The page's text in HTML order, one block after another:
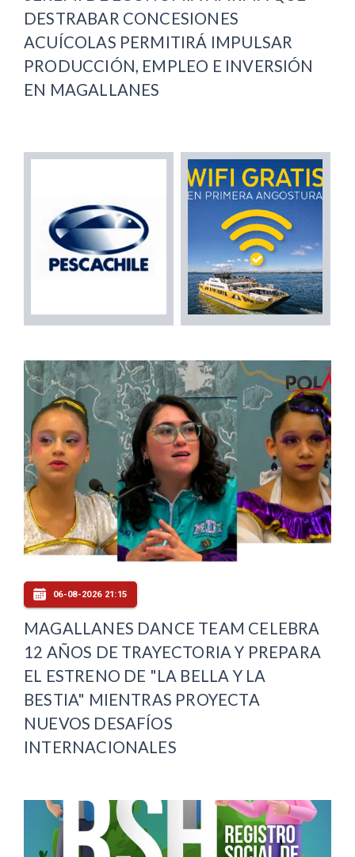
DESTRABAR CONCESIONES
ACUÍCOLAS PERMITIRÁ IMPULSAR
PRODUCCIÓN, EMPLEO E INVERSIÓN
EN MAGALLANES
06-08-2026 21:15
MAGALLANES DANCE TEAM CELEBRA
12 AÑOS DE TRAYECTORIA Y PREPARA
EL ESTRENO DE "LA BELLA Y LA
BESTIA" MIENTRAS PROYECTA
NUEVOS DESAFÍOS
INTERNACIONALES